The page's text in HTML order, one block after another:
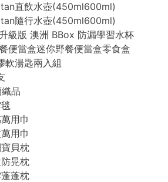
直飲水壺(450ml600ml)
隨行水壺(450ml600ml)
級版 澳洲 BBox 防漏學習水杯
便當盒迷你野餐便當盒零食盒
軟湯匙兩入組
品
用巾
用巾
貝枕
晃枕
蓬枕